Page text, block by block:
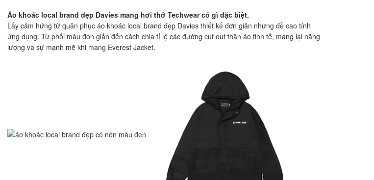
Áo khoác local brand đẹp Davies mang hơi thở Techwear có gì đặc biệt.
Lấy cảm hứng từ quân phục áo khoác local brand đẹp Davies thiết kế đơn giản nhưng đề cao tính
ứng dụng. Từ phối màu đơn giản đến cách chia tỉ lệ các đường cut out thân áo tinh tế, mang lại năng
lượng và sự mạnh mẽ khi mang Everest Jacket.